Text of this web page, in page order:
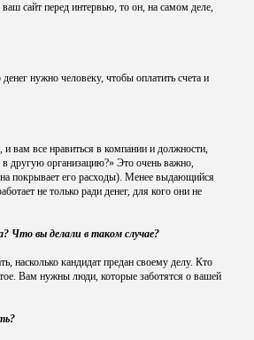
сайт перед интервью, то он, на самом деле,
нужно человеку, чтобы оплатить счета и
вам все нравиться в компании и должности,
другую организацию?» Это очень важно,
покрывает его расходы). Менее выдающийся
не только ради денег, для кого они не
Что вы делали в таком случае?
насколько кандидат предан своему делу. Кто
Вам нужны люди, которые заботятся о вашей